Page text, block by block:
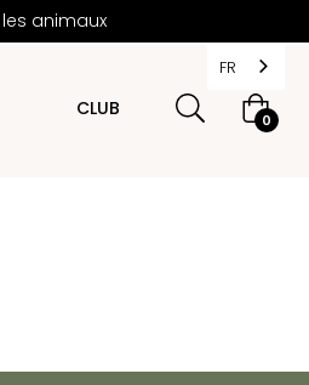
animaux
CLUB Panier
d'achat
0
FR